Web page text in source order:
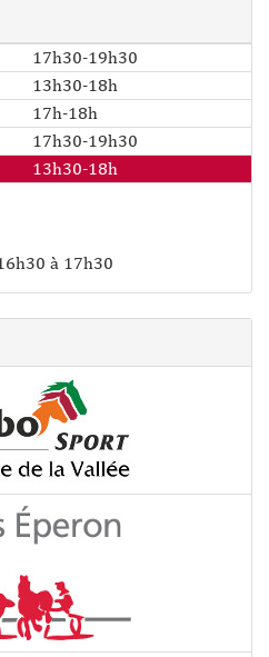
17h30-19h30
13h30-18h
17h-18h
17h30-19h30
13h30-18h
à 17h30